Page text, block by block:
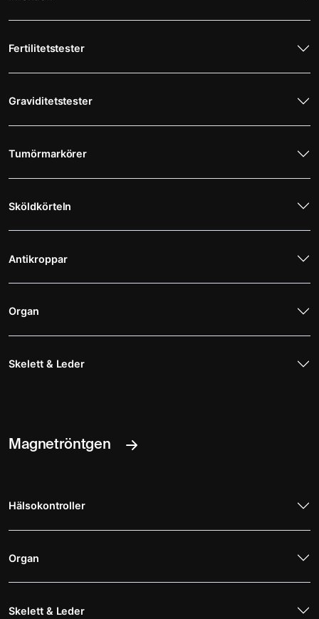
Fertilitetstester
Graviditetstester
Tumörmarkörer
Sköldkörteln
Antikroppar
Organ
Skelett & Leder
Magnetröntgen
Hälsokontroller
Organ
Skelett & Leder